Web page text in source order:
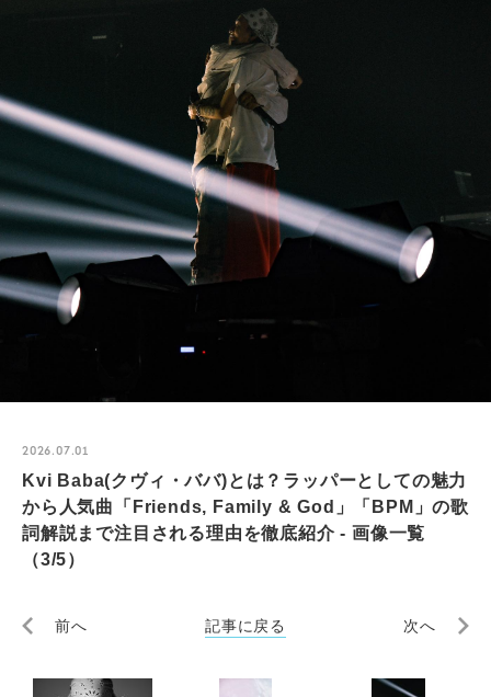
2026.07.01
Kvi Baba(クヴィ・ババ)とは？ラッパーとしての魅力
から人気曲「Friends, Family & God」「BPM」の歌
詞解説まで注目される理由を徹底紹介 - 画像一覧
（3/5）
前へ 記事に戻る 次へ